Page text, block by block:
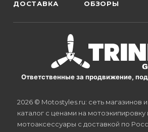
ДОСТАВКА ОБЗОРЫ
Ответственные за продвижение,
2026 © Motostyles.ru: сеть магазинов
каталог с ценами на мотоэкипировку
мотоаксессуары с доставкой по